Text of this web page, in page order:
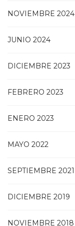
NOVIEMBRE 2024
JUNIO 2024
DICIEMBRE 2023
FEBRERO 2023
ENERO 2023
MAYO 2022
SEPTIEMBRE 2021
DICIEMBRE 2019
NOVIEMBRE 2018